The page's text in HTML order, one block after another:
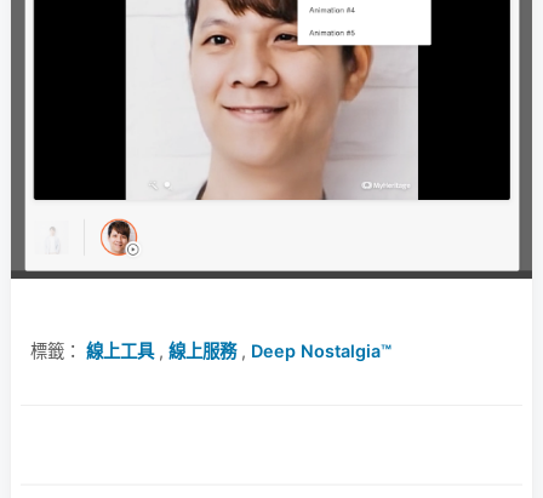
標籤： 線上工具, 線上服務, Deep Nostalgia™